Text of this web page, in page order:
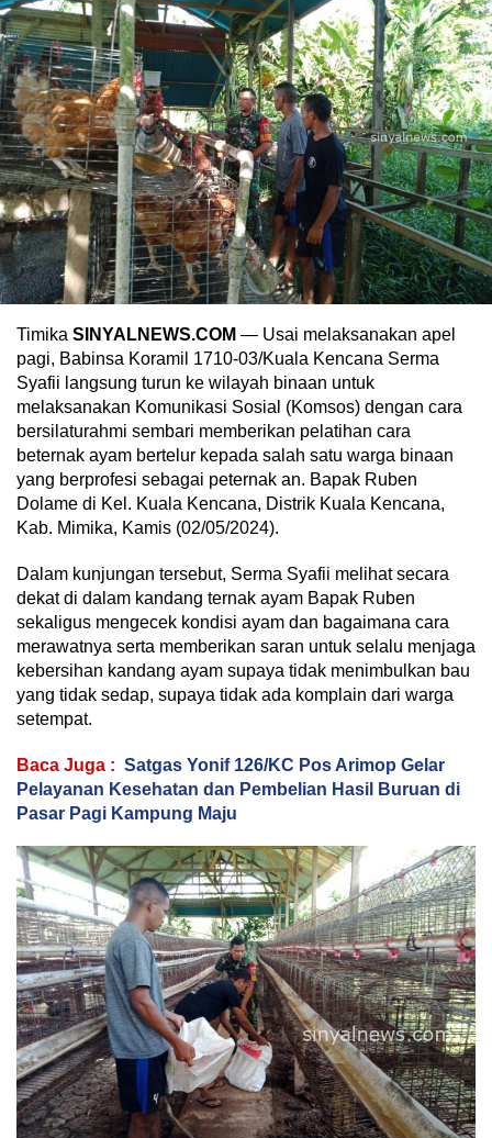
Timika SINYALNEWS.COM — Usai melaksanakan apel
pagi, Babinsa Koramil 1710-03/Kuala Kencana Serma
Syafii langsung turun ke wilayah binaan untuk
melaksanakan Komunikasi Sosial (Komsos) dengan cara
bersilaturahmi sembari memberikan pelatihan cara
beternak ayam bertelur kepada salah satu warga binaan
yang berprofesi sebagai peternak an. Bapak Ruben
Dolame di Kel. Kuala Kencana, Distrik Kuala Kencana,
Kab. Mimika, Kamis (02/05/2024).
Dalam kunjungan tersebut, Serma Syafii melihat secara
dekat di dalam kandang ternak ayam Bapak Ruben
sekaligus mengecek kondisi ayam dan bagaimana cara
merawatnya serta memberikan saran untuk selalu menjaga
kebersihan kandang ayam supaya tidak menimbulkan bau
yang tidak sedap, supaya tidak ada komplain dari warga
setempat.
Baca Juga : Satgas Yonif 126/KC Pos Arimop Gelar
Pelayanan Kesehatan dan Pembelian Hasil Buruan di
Pasar Pagi Kampung Maju